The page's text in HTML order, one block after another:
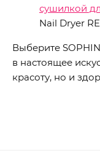
сушилкой
Nail Dryer
Выберите
в настоящее
красоту, но и